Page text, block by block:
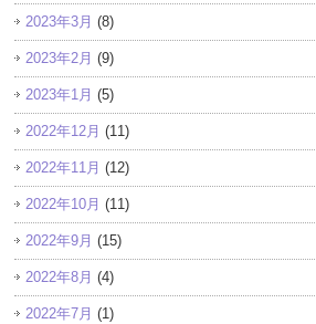
2023年3月 (8)
2023年2月 (9)
2023年1月 (5)
2022年12月 (11)
2022年11月 (12)
2022年10月 (11)
2022年9月 (15)
2022年8月 (4)
2022年7月 (1)